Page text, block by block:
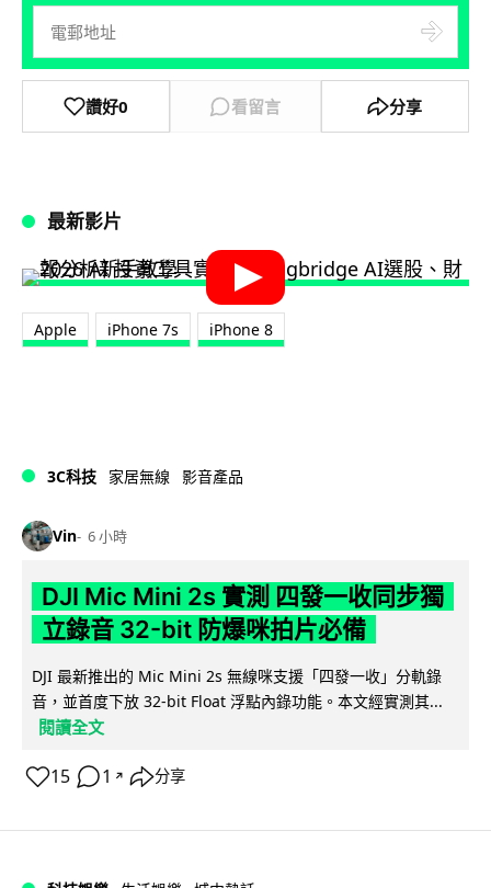
讚好0 看留言 分享
最新影片
Apple iPhone 7s iPhone 8
3C科技 家居無線 影音產品
Vin 6 小時
DJI Mic Mini 2s 實測 四發一收同步獨
立錄音 32-bit 防爆咪拍片必備
DJI 最新推出的 Mic Mini 2s 無線咪支援「四發一收」分軌錄
音，並首度下放 32-bit Float 浮點內錄功能。本文經實測其...
閱讀全文
15 1 ↗ 分享